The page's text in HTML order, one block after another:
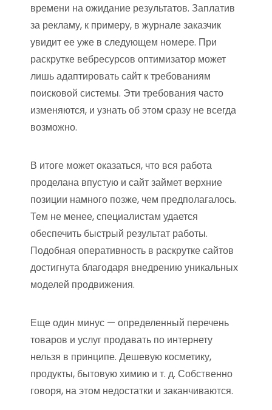
времени на ожидание результатов. Заплатив
за рекламу, к примеру, в журнале заказчик
увидит ее уже в следующем номере. При
раскрутке вебресурсов оптимизатор может
лишь адаптировать сайт к требованиям
поисковой системы. Эти требования часто
изменяются, и узнать об этом сразу не всегда
возможно.
В итоге может оказаться, что вся работа
проделана впустую и сайт займет верхние
позиции намного позже, чем предполагалось.
Тем не менее, специалистам удается
обеспечить быстрый результат работы.
Подобная оперативность в раскрутке сайтов
достигнута благодаря внедрению уникальных
моделей продвижения.
Еще один минус — определенный перечень
товаров и услуг продавать по интернету
нельзя в принципе. Дешевую косметику,
продукты, бытовую химию и т. д. Собственно
говоря, на этом недостатки и заканчиваются.